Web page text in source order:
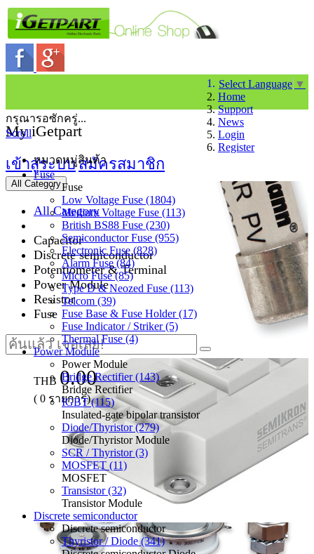
Select Language ▼
Home
Support
News
Login
Register
My iGetpart
เข้าสู่ระบบสมัครสมาชิก
All Category
All Category
Capacitor
Discrete semiconductor
Potentiometer & Terminal
Power Module
Resistor
Fuse
THB 0.00
( 0 รายการ)
กรุณารอซักครู่...
Scroll
หมวดหมู่สินค้า
Fuse
Fuse
Low Voltage Fuse (1804)
Medium Voltage Fuse (113)
British BS88 Fuse (230)
Semiconductor Fuse (955)
Electronic Fuse (828)
Alarm Fuse (84)
Micro Fuse (85)
Type D & Neozed Fuse (113)
Telcom (39)
Fuse Base & Fuse Holder (17)
Fuse Indicator / Striker (5)
Thermal Fuse (4)
Power Module
Power Module
Bridge Rectifier (143)
Bridge Rectifier
IGBT (115)
Insulated-gate bipolar transistor
Diode/Thyristor (279)
Diode/Thyristor Module
SCR / Thyristor (3)
MOSFET (11)
MOSFET
Transistor (32)
Transistor Module
Discrete semiconductor
Discrete semiconductor
Thyristor / Diode (341)